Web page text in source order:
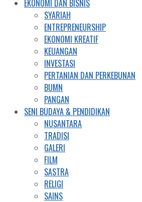
EKONOMI DAN BISNIS
SYARIAH
ENTREPRENEURSHIP
EKONOMI KREATIF
KEUANGAN
INVESTASI
PERTANIAN DAN PERKEBUNAN
BUMN
PANGAN
SENI BUDAYA & PENDIDIKAN
NUSANTARA
TRADISI
GALERI
FILM
SASTRA
RELIGI
SAINS